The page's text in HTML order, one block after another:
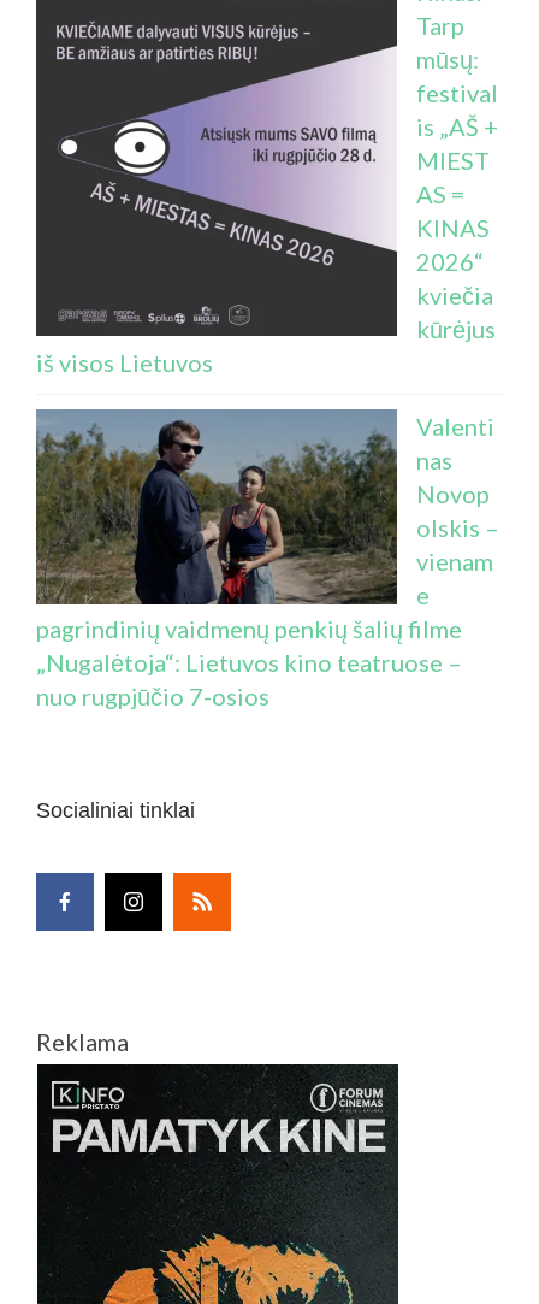
Tarp
mūsų:
festival
is „AŠ +
MIEST
AS =
KINAS
2026“
kviečia
kūrėjus
iš visos Lietuvos
Valenti
nas
Novop
olskis –
vienam
e
pagrindinių vaidmenų penkių šalių filme
„Nugalėtoja“: Lietuvos kino teatruose –
nuo rugpjūčio 7-osios
Socialiniai tinklai
Reklama